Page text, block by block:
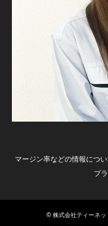
マージン率などの情報につ
プ
© 株式会社ティーネ